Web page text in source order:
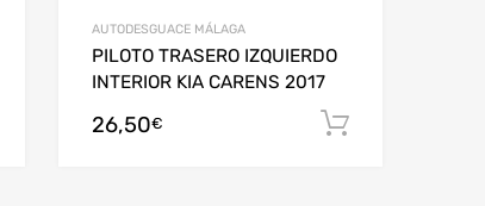
Añadir al carrito
AUTODESGUACE MÁLAGA
PILOTO TRASERO IZQUIERDO
INTERIOR KIA CARENS 2017
26,50€